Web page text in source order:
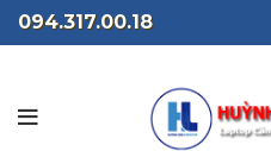
094.317.00.18